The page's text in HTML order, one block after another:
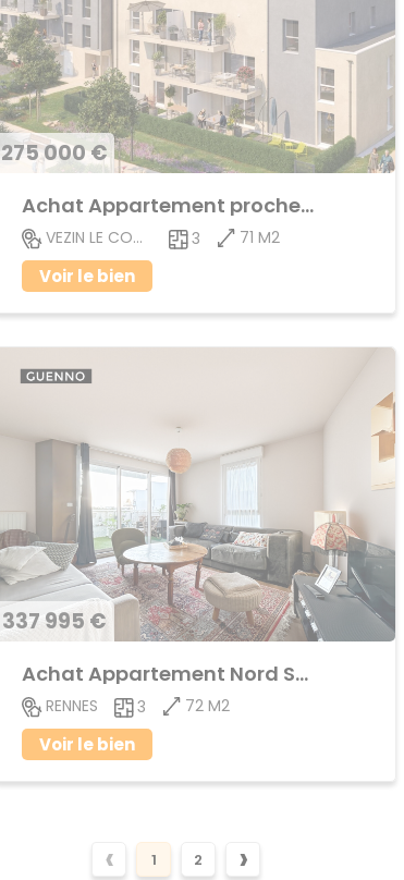
275 000 €
Achat Appartement proche centre ville
VEZIN LE COQUET 3 71 M2
Voir le bien
337 995 €
Achat Appartement Nord Saint-Martin
RENNES 3 72 M2
Voir le bien
‹ 1 2 ›